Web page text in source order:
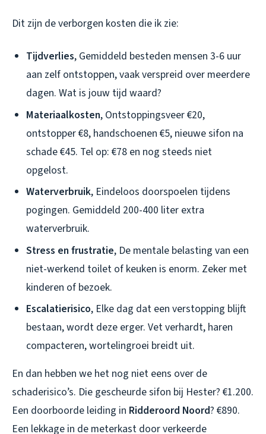
Dit zijn de verborgen kosten die ik zie:
Tijdverlies, Gemiddeld besteden mensen 3-6 uur
aan zelf ontstoppen, vaak verspreid over meerdere
dagen. Wat is jouw tijd waard?
Materiaalkosten, Ontstoppingsveer €20,
ontstopper €8, handschoenen €5, nieuwe sifon na
schade €45. Tel op: €78 en nog steeds niet
opgelost.
Waterverbruik, Eindeloos doorspoelen tijdens
pogingen. Gemiddeld 200-400 liter extra
waterverbruik.
Stress en frustratie, De mentale belasting van een
niet-werkend toilet of keuken is enorm. Zeker met
kinderen of bezoek.
Escalatierisico, Elke dag dat een verstopping blijft
bestaan, wordt deze erger. Vet verhardt, haren
compacteren, wortelingroei breidt uit.
En dan hebben we het nog niet eens over de
schaderisico’s. Die gescheurde sifon bij Hester? €1.200.
Een doorboorde leiding in Ridderoord Noord? €890.
Een lekkage in de meterkast door verkeerde